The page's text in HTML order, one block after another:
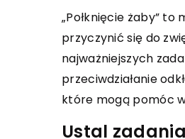
„Połknięcie żaby”
przyczynić się do
najważniejszych
przeciwdziałanie
które mogą pomóc
Ustal zadania